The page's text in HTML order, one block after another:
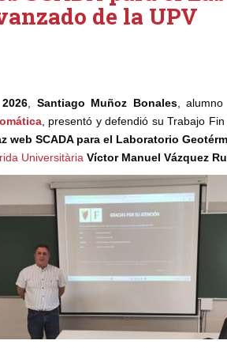
de la UPV
, Santiago Muñoz Bonales, alumno
, presentó y defendió su Trabajo
web SCADA para el Laboratorio
Universitària Víctor Manuel Vázquez